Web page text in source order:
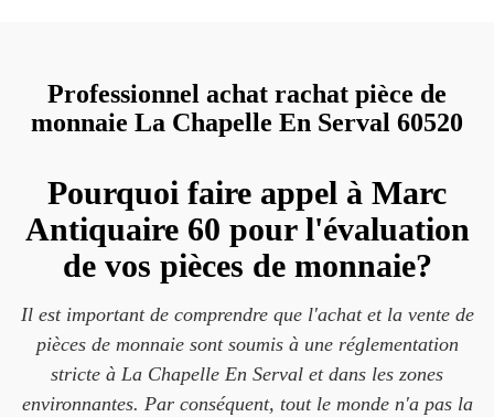
Professionnel achat rachat pièce de
monnaie La Chapelle En Serval 60520
Pourquoi faire appel à Marc
Antiquaire 60 pour l'évaluation
de vos pièces de monnaie?
Il est important de comprendre que l'achat et la vente de
pièces de monnaie sont soumis à une réglementation
stricte à La Chapelle En Serval et dans les zones
environnantes. Par conséquent, tout le monde n'a pas la